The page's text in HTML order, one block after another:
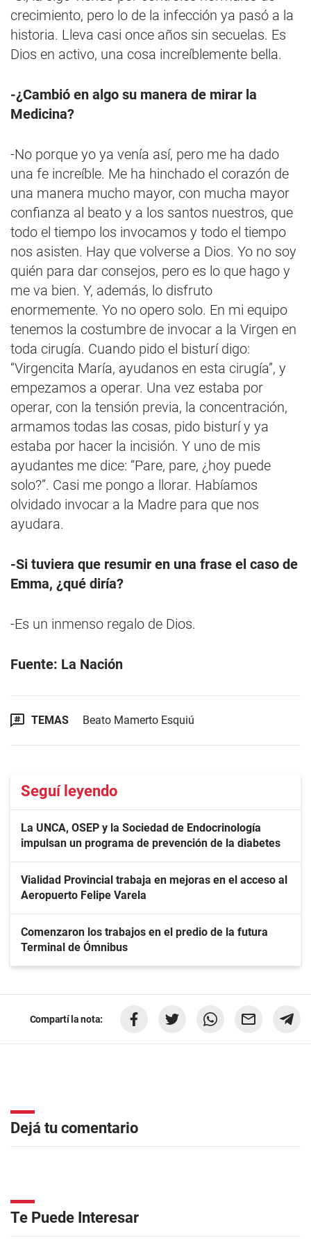
crecimiento, pero lo de la infección ya pasó a la
historia. Lleva casi once años sin secuelas. Es
Dios en activo, una cosa increíblemente bella.
-¿Cambió en algo su manera de mirar la
Medicina?
-No porque yo ya venía así, pero me ha dado
una fe increíble. Me ha hinchado el corazón de
una manera mucho mayor, con mucha mayor
confianza al beato y a los santos nuestros, que
todo el tiempo los invocamos y todo el tiempo
nos asisten. Hay que volverse a Dios. Yo no soy
quién para dar consejos, pero es lo que hago y
me va bien. Y, además, lo disfruto
enormemente. Yo no opero solo. En mi equipo
tenemos la costumbre de invocar a la Virgen en
toda cirugía. Cuando pido el bisturí digo:
“Virgencita María, ayudanos en esta cirugía”, y
empezamos a operar. Una vez estaba por
operar, con la tensión previa, la concentración,
armamos todas las cosas, pido bisturí y ya
estaba por hacer la incisión. Y uno de mis
ayudantes me dice: “Pare, pare, ¿hoy puede
solo?”. Casi me pongo a llorar. Habíamos
olvidado invocar a la Madre para que nos
ayudara.
-Si tuviera que resumir en una frase el caso de
Emma, ¿qué diría?
-Es un inmenso regalo de Dios.
Fuente: La Nación
TEMAS Beato Mamerto Esquiú
Seguí leyendo
La UNCA, OSEP y la Sociedad de Endocrinología
impulsan un programa de prevención de la diabetes
Vialidad Provincial trabaja en mejoras en el acceso al
Aeropuerto Felipe Varela
Comenzaron los trabajos en el predio de la futura
Terminal de Ómnibus
Compartí la nota:
Dejá tu comentario
Te Puede Interesar